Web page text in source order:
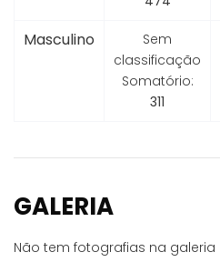
Masculino
Sem
classificação
Somatório:
311
GALERIA
Não tem fotografias na galeria